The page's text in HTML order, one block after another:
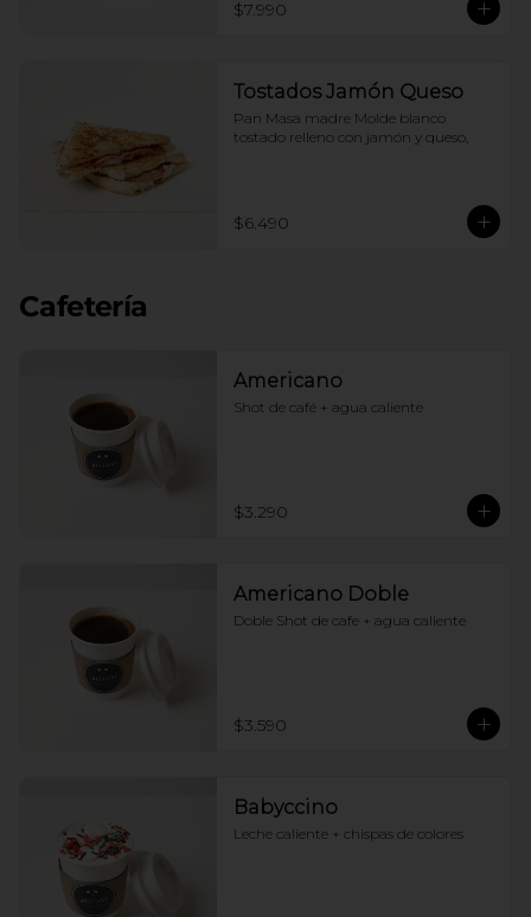
$7.990
Tostados Jamón Queso
Pan Masa madre Molde blanco
tostado relleno con jamón y queso,
$6.490
Cafetería
Americano
Shot de café + agua caliente
$3.290
Americano Doble
Doble Shot de cafe + agua caliente
$3.590
Babyccino
Leche caliente + chispas de colores